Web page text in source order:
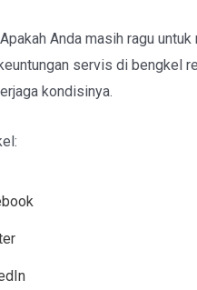
Anda masih ragu
servis di bengkel
kondisinya.